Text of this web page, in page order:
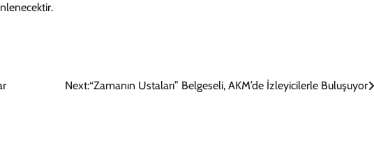
Next:“Zamanın Ustaları” Belgeseli, AKM’de İzleyicilerle Buluşuyor